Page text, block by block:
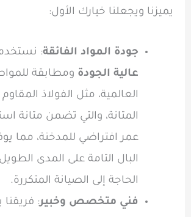
يميزنا ويجعلنا خيارك الأول:
جودة المواد الفائقة:
عالية الجودة ومطابقة
العالمية، مثل الفولاذ
المتانة، والتي تضمن متانة
عمر افتراضي للمدخنة، مما
البال التامة على المدى
الحاجة إلى الصيانة المتكررة.
فني متخصص وخبير: